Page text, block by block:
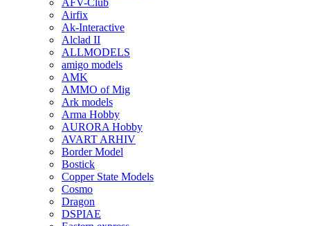
AFV-Club
Airfix
Ak-Interactive
Alclad II
ALLMODELS
amigo models
AMK
AMMO of Mig
Ark models
Arma Hobby
AURORA Hobby
AVART ARHIV
Border Model
Bostick
Copper State Models
Cosmo
Dragon
DSPIAE